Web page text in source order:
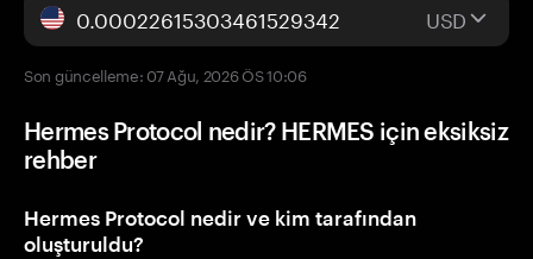
USD
Son güncelleme: 07 Ağu, 2026 ÖS 10:06
Hermes Protocol nedir? HERMES için eksiksiz
rehber
Hermes Protocol nedir ve kim tarafından
oluşturuldu?